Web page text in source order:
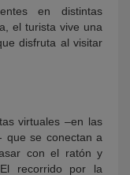
en distintas
el turista vive una
disfruta al visitar
virtuales –en las
que se conectan a
con el ratón y
recorrido por la